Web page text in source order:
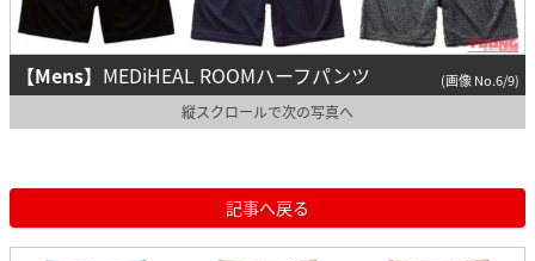
【Mens】 MEDiHEAL ROOMハーフパンツ (画像 No.6/9)
縦スクロールで次の写真へ
記事へ戻る